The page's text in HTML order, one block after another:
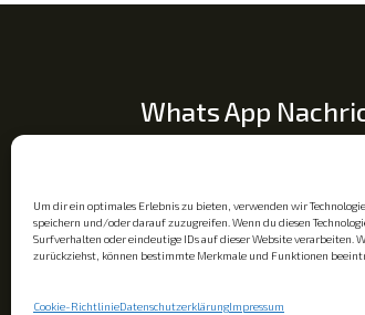
Um dir ein optimales Erlebnis zu bieten, verwenden wir
speichern und/oder darauf zuzugreifen. Wenn du diesen
Surfverhalten oder eindeutige IDs auf dieser Website verarbeiten.
zurückziehst, können bestimmte Merkmale und Funktionen
Cookie-RichtlinieDatenschutzerklärungImpressum
Whats App